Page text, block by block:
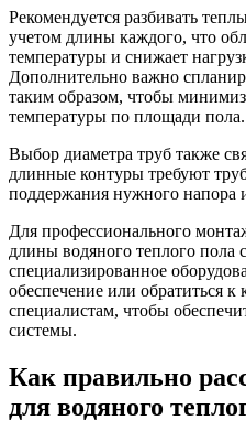
Рекомендуется разбивать
учетом длины каждого, что
температуры и снижает
Дополнительно важно
таким образом, чтобы
температуры по площади пола.
Выбор диаметра труб также
длинные контуры требуют
поддержания нужного напора
Для профессионального
длины водяного теплого пола
специализированное
обеспечение или обратиться
специалистам, чтобы
системы.
Как правильно
для водяного